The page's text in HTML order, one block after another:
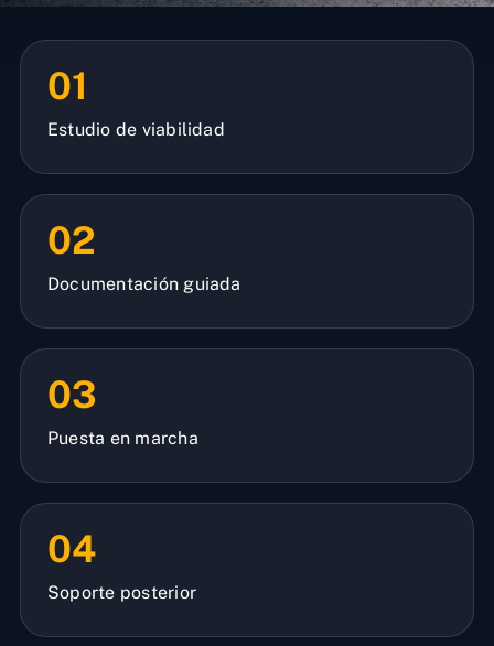
01
Estudio de viabilidad
02
Documentación guiada
03
Puesta en marcha
04
Soporte posterior